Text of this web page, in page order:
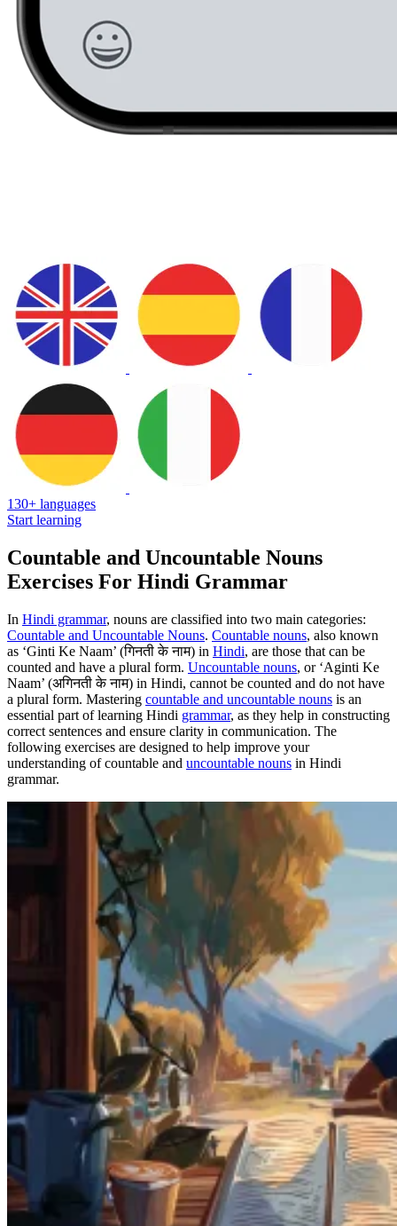
130+ languages
Start learning
Countable and Uncountable Nouns
Exercises For Hindi Grammar
In Hindi grammar, nouns are classified into two main categories:
Countable and Uncountable Nouns. Countable nouns, also known
as ‘Ginti Ke Naam’ (गिनती के नाम) in Hindi, are those that can be
counted and have a plural form. Uncountable nouns, or ‘Aginti Ke
Naam’ (अगिनती के नाम) in Hindi, cannot be counted and do not have
a plural form. Mastering countable and uncountable nouns is an
essential part of learning Hindi grammar, as they help in constructing
correct sentences and ensure clarity in communication. The
following exercises are designed to help improve your
understanding of countable and uncountable nouns in Hindi
grammar.